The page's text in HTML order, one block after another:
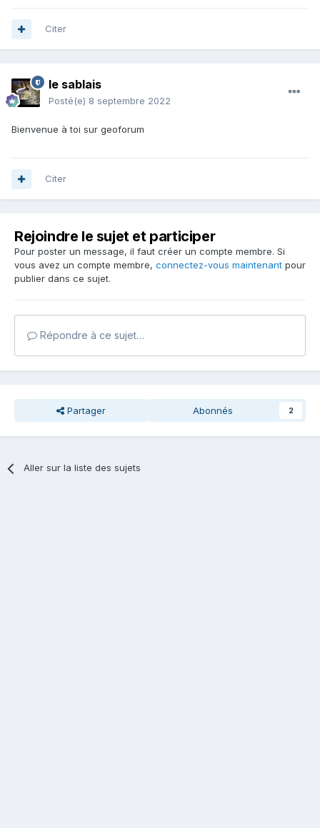
Citer
le sablais
Posté(e) 8 septembre 2022
Bienvenue à toi sur geoforum
Citer
Rejoindre le sujet et participer
Pour poster un message, il faut créer un compte membre. Si
vous avez un compte membre, connectez-vous maintenant pour
publier dans ce sujet.
Répondre à ce sujet…
Partager Abonnés 2
Aller sur la liste des sujets